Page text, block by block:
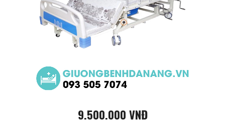
9.500.000 VNĐ